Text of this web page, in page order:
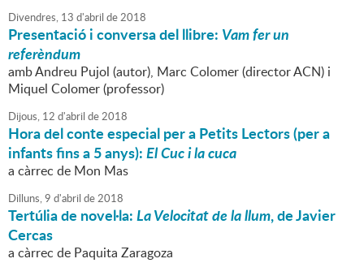
Divendres, 13 d'abril de2018
Presentació i conversa del llibre: Vam fer un
referèndum
amb Andreu Pujol (autor), Marc Colomer (director ACN) i
Miquel Colomer (professor)
Dijous, 12 d'abril de2018
Hora del conte especial per a Petits Lectors (per a
infants fins a 5 anys):El Cuc i la cuca
a càrrec de Mon Mas
Dilluns,9 d'abril de2018
Tertúlia de novel·la:La Velocitat de la llum, de Javier
Cercas
a càrrec de Paquita Zaragoza